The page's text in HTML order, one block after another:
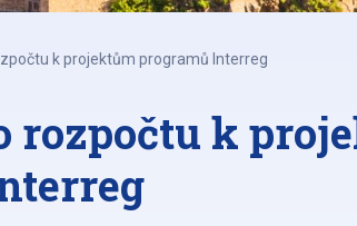
k projektům programů Interreg
rozpočtu k